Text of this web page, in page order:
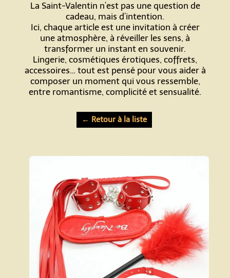
La Saint-Valentin n’est pas une question de
cadeau, mais d’intention.
Ici, chaque article est une invitation à créer
une atmosphère, à réveiller les sens, à
transformer un instant en souvenir.
Lingerie, cosmétiques érotiques, coffrets,
accessoires… tout est pensé pour vous aider à
composer un moment qui vous ressemble,
entre romantisme, complicité et sensualité.
← Retour à la liste